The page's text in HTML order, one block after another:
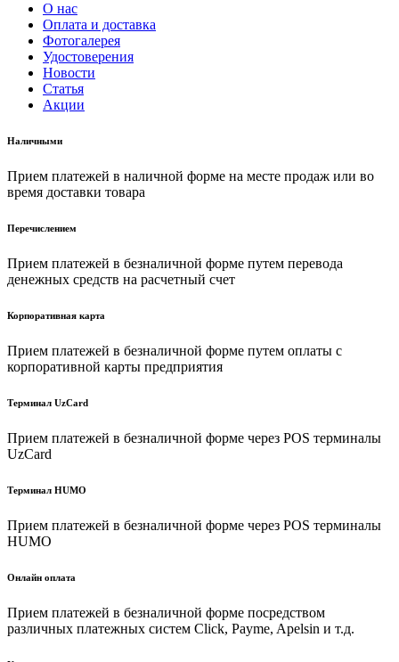
О нас
Оплата и доставка
Фотогалерея
Удостоверения
Новости
Статья
Акции
Наличными
Прием платежей в наличной форме на месте продаж или во
время доставки товара
Перечислением
Прием платежей в безналичной форме путем перевода
денежных средств на расчетный счет
Корпоративная карта
Прием платежей в безналичной форме путем оплаты с
корпоративной карты предприятия
Терминал UzCard
Прием платежей в безналичной форме через POS терминалы
UzCard
Терминал HUMO
Прием платежей в безналичной форме через POS терминалы
HUMO
Онлайн оплата
Прием платежей в безналичной форме посредством
различных платежных систем Click, Payme, Apelsin и т.д.